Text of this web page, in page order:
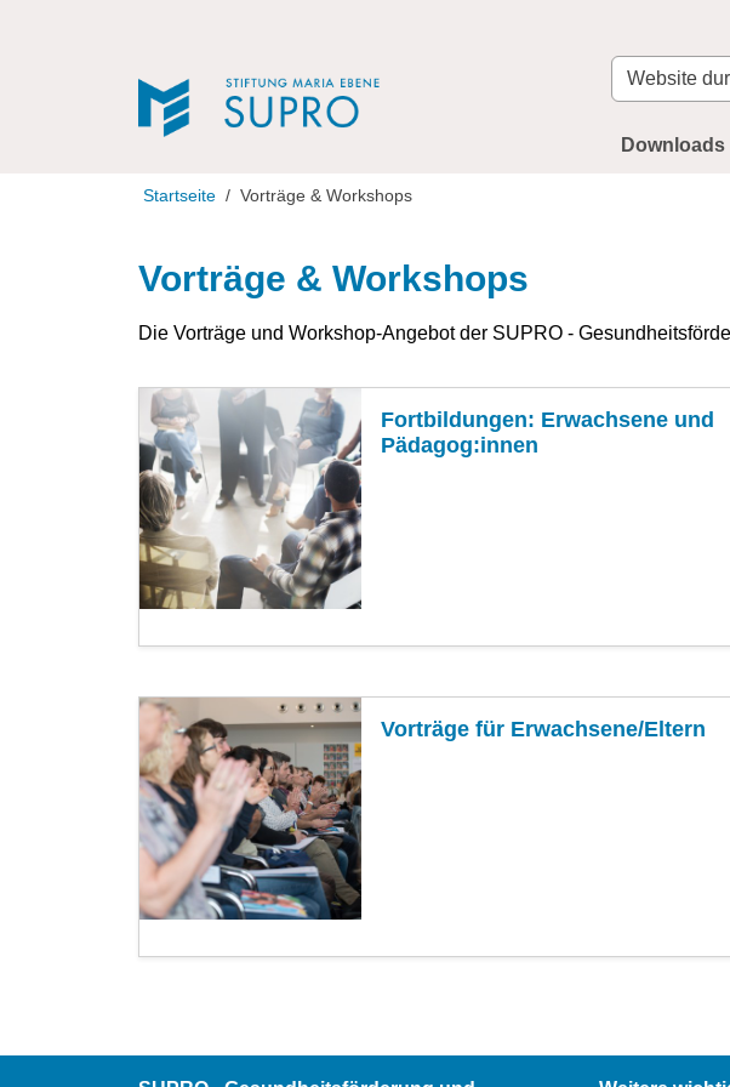
Website
durchsuchen
Downloads
Startseite Vorträge & Workshops
Vorträge & Workshops
Die Vorträge und Workshop-Angebot der SUPRO -
Fortbildungen: Erwachsene und
Pädagog:innen
Vorträge für Erwachsene/Eltern